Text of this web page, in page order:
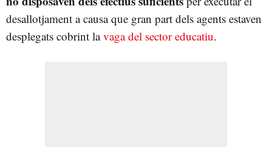
desallotjament a causa que gran part dels agents estaven
desplegats cobrint lavaga del sector educatiu.